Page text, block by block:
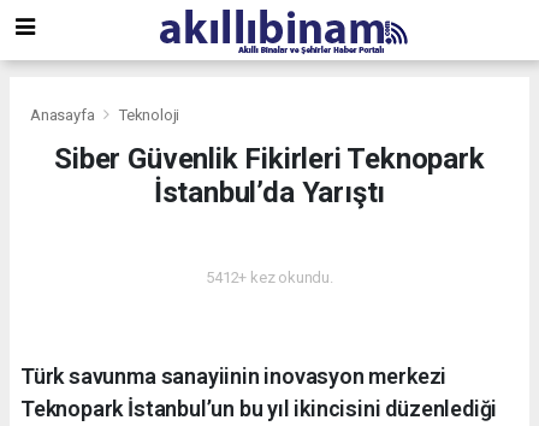
Anasayfa Teknoloji
Siber Güvenlik Fikirleri Teknopark
İstanbul’da Yarıştı
5412+ kez okundu.
Türk savunma sanayiinin inovasyon merkezi
Teknopark İstanbul’un bu yıl ikincisini düzenlediği